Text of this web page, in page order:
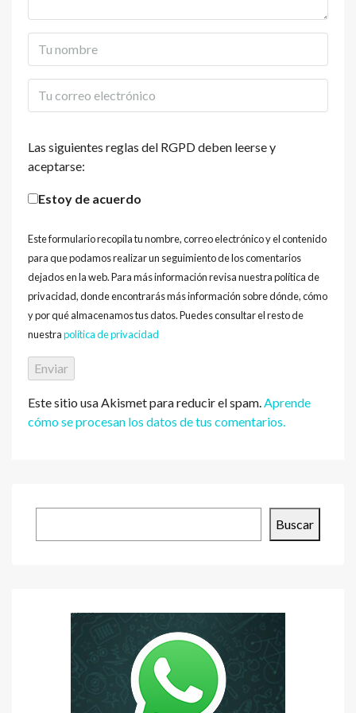
Las siguientes reglas del RGPD deben leerse y
aceptarse:
Estoy de acuerdo
Este formulario recopila tu nombre, correo electrónico y el contenido
para que podamos realizar un seguimiento de los comentarios
dejados en la web. Para más información revisa nuestra política de
privacidad, donde encontrarás más información sobre dónde, cómo
y por qué almacenamos tus datos. Puedes consultar el resto de
nuestrapolítica de privacidad
Este sitio usa Akismet para reducir el spam.Aprende
cómo se procesan los datos de tus comentarios.
Buscar